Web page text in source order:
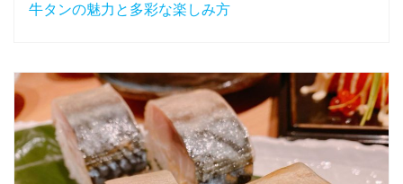
牛タンの魅力と多彩な楽しみ方